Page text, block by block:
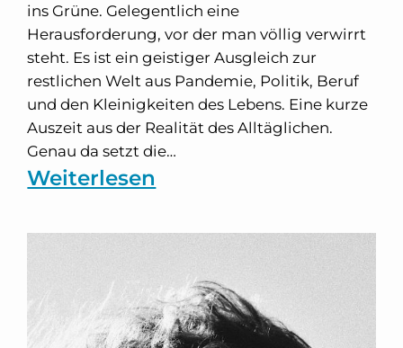
ins Grüne. Gelegentlich eine
Herausforderung, vor der man völlig verwirrt
steht. Es ist ein geistiger Ausgleich zur
restlichen Welt aus Pandemie, Politik, Beruf
und den Kleinigkeiten des Lebens. Eine kurze
Auszeit aus der Realität des Alltäglichen.
Genau da setzt die…
Weiterlesen
Gogh
Alive
–
Einmal